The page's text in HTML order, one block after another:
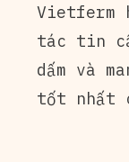
Vietferm
tác tin
dấm và
tốt nhất